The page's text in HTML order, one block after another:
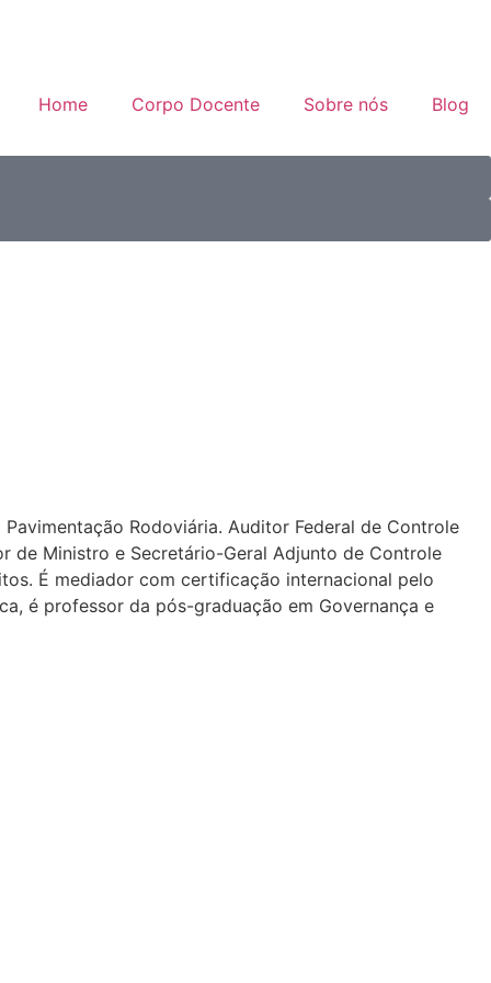
Home Corpo Docente Sobre nós Blog
Rodoviária. Auditor Federal de Controle
de Ministro e Secretário-Geral Adjunto de Controle
É mediador com certificação internacional pelo
é professor da pós-graduação em Governança e